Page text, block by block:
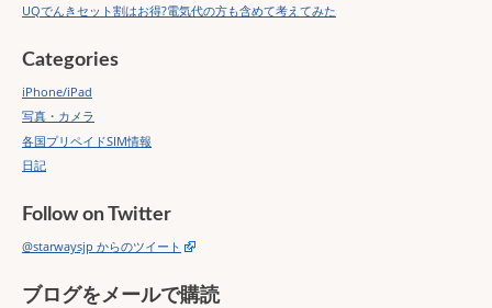
UQでんきセット割はお得?電気代の方も含めて考えてみた
Categories
iPhone/iPad
写真・カメラ
各国プリペイドSIM情報
日記
Follow on Twitter
@starwaysjp からのツイート
ブログをメールで購読